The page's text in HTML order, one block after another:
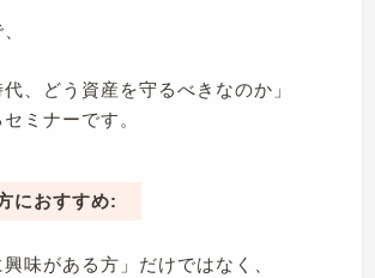
代、どう資産を守るべきなのか」
ミナーです。
におすすめ:
興味がある方」だけではなく、